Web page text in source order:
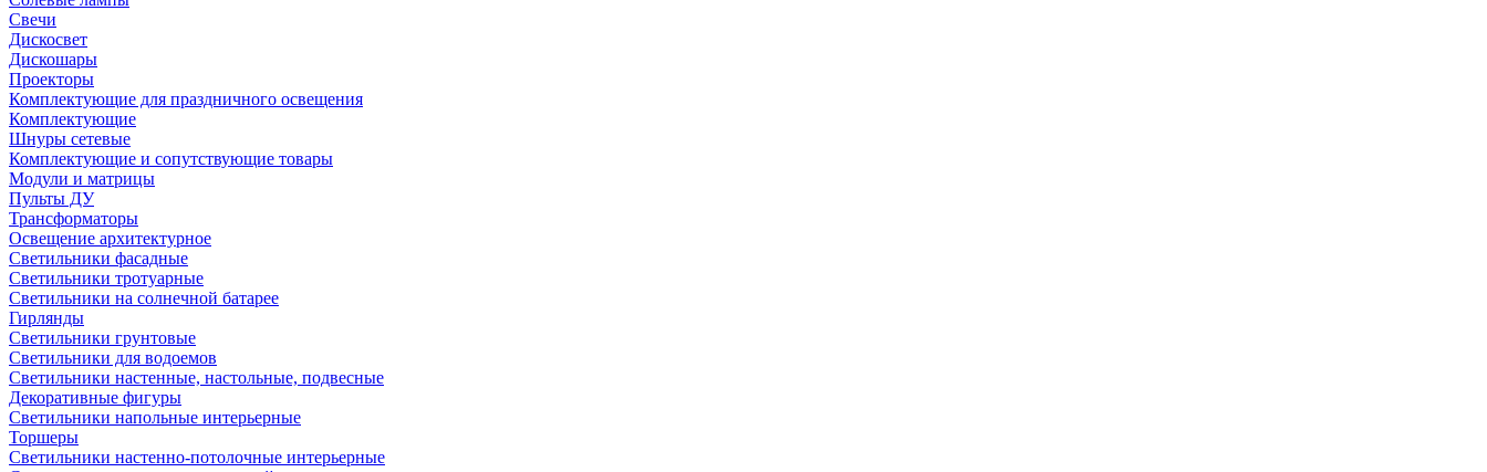
Свечи
Дискосвет
Дискошары
Проекторы
Комплектующие для праздничного освещения
Комплектующие
Шнуры сетевые
Комплектующие и сопутствующие товары
Модули и матрицы
Пульты ДУ
Трансформаторы
Освещение архитектурное
Светильники фасадные
Светильники тротуарные
Светильники на солнечной батарее
Гирлянды
Светильники грунтовые
Светильники для водоемов
Светильники настенные, настольные, подвесные
Декоративные фигуры
Светильники напольные интерьерные
Торшеры
Светильники настенно-потолочные интерьерные